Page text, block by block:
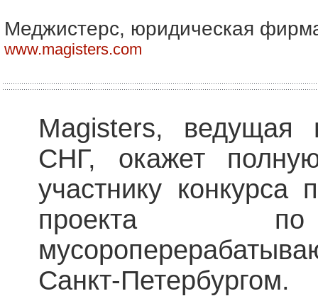
Меджистерс, юридическая
www.magisters.com
Magisters,
СНГ, окажет
участнику конкурса
проекта по
Санкт-Петербургом.